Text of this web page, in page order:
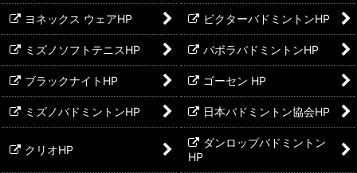
ユニプラクティス
ウィメンズプラクティス
ジュニアプラクティス
ヨネックス ウェアHP ビクターバドミントンHP
ミズノソフトテニスHP バボラバドミントンHP
ブラックナイトHP ゴーセン HP
ミズノバドミントンHP 日本バドミントン協会HP
クリオHP
ダンロップバドミントン
HP